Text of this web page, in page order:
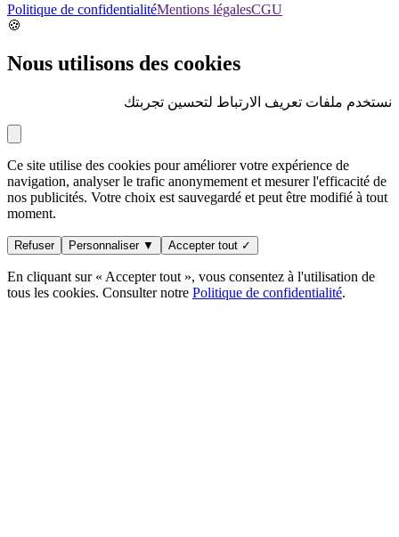
Politique de confidentialitéMentions légalesCGU
🍪
Nous utilisons des cookies
نستخدم ملفات تعريف الارتباط لتحسين تجربتك
Ce site utilise des cookies pour améliorer votre expérience de
navigation, analyser le trafic anonymement et mesurer l'efficacité de
nos publicités. Votre choix est sauvegardé et peut être modifié à tout
moment.
Refuser Personnaliser ▼ Accepter tout ✓
En cliquant sur « Accepter tout », vous consentez à l'utilisation de
tous les cookies. Consulter notre Politique de confidentialité.